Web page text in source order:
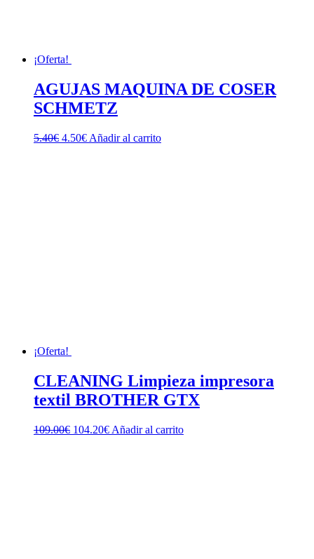
¡Oferta!
AGUJAS MAQUINA DE COSER
SCHMETZ
5.40€ El
4.50€ElAñadir al carrito
¡Oferta!
CLEANING Limpieza impresora
textil BROTHER GTX
109.00€ El
104.20€ElAñadir al carrito